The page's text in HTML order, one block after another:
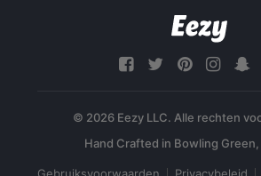
© 2026 Eezy LLC. Alle rechten